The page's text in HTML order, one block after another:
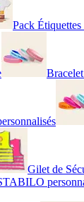
Pack
Gilet de